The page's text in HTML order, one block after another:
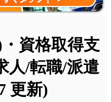
資格取得支
人/転職/派遣
更新)